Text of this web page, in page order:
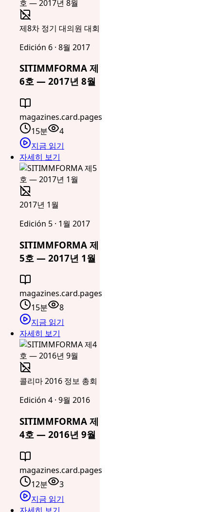
제8차 정기 대의원 대회
Edición 6 · 8월 2017
SITIMMFORMA 제
6호 — 2017년 8월
magazines.card.pages
15분
4
지금 읽기
자세히 보기
2017년 1월
Edición 5 · 1월 2017
SITIMMFORMA 제
5호 — 2017년 1월
magazines.card.pages
15분
8
지금 읽기
자세히 보기
콜리마 2016 정보 총회
Edición 4 · 9월 2016
SITIMMFORMA 제
4호 — 2016년 9월
magazines.card.pages
12분
3
지금 읽기